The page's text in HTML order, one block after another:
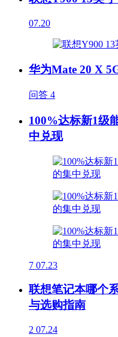
07.20
华为Mate 20 X
问答 4
100%达标新1级
中兑现
7 07.23
联想笔记本哪个
与选购指南
2 07.24